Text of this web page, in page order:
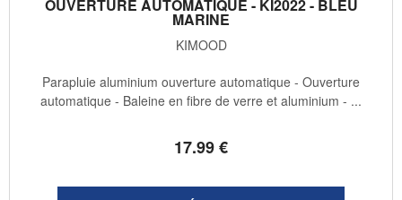
OUVERTURE AUTOMATIQUE - KI2022 - BLEU
MARINE
KIMOOD
17.99€
Parapluie aluminium ouverture automatique - Ouverture
automatique - Baleine en fibre de verre et aluminium - ...